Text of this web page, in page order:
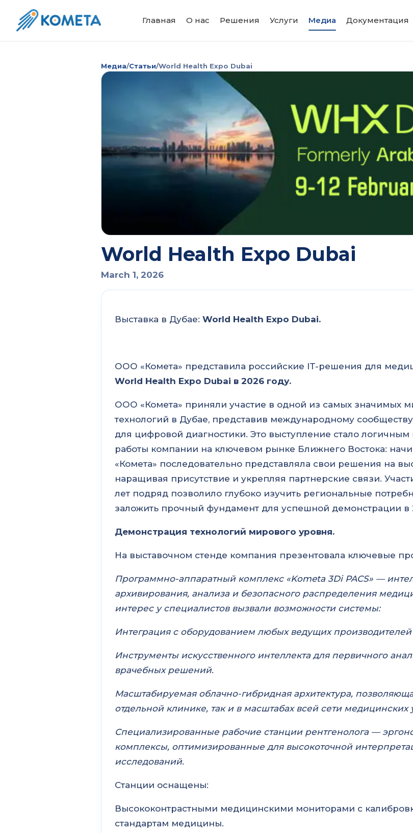
Главная О нас Решения Услуги Медиа Документация
Медиа/Статьи/World Health Expo Dubai
World Health Expo Dubai
March 1, 2026
Выставка в Дубае: World Health Expo Dubai.
ООО «Комета» представила российские IT-решения для
World Health Expo Dubai в 2026 году.
ООО «Комета» приняли участие в одной из самых значимых
технологий в Дубае, представив международному
для цифровой диагностики. Это выступление стало
работы компании на ключевом рынке Ближнего Востока:
«Комета» последовательно представляла свои решения на
наращивая присутствие и укрепляя партнерские связи.
лет подряд позволило глубоко изучить региональные
заложить прочный фундамент для успешной демонстрации в
Демонстрация технологий мирового уровня.
На выставочном стенде компания презентовала ключевые
Программно-аппаратный комплекс «Kometa 3Di PACS» —
архивирования, анализа и безопасного распределения
интерес у специалистов вызвали возможности системы:
Интеграция с оборудованием любых ведущих производителей
Инструменты искусственного интеллекта для первичного
врачебных решений.
Масштабируемая облачно-гибридная архитектура,
отдельной клинике, так и в масштабах всей сети
Специализированные рабочие станции рентгенолога —
комплексы, оптимизированные для высокоточной
исследований.
Станции оснащены:
Высококонтрастными медицинскими мониторами с
стандартам медицины.